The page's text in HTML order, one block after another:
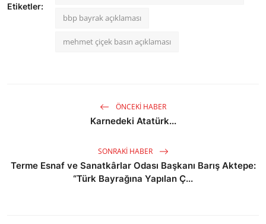
Etiketler:
bbp bayrak açıklaması
mehmet çiçek basın açıklaması
ÖNCEKI HABER
Karnedeki Atatürk...
SONRAKI HABER
Terme Esnaf ve Sanatkârlar Odası Başkanı Barış Aktepe:
“Türk Bayrağına Yapılan Ç...